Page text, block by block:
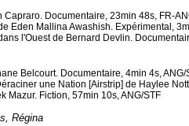
Capraro. Documentaire, 23min 48s, FR-
Eden Mallina Awashish. Expérimental,
l'Ouest de Bernard Devlin.
Belcourt. Documentaire, 4min 4s, ANG/
une Nation [Airstrip] de Haylee
Mazur. Fiction, 57min 10s, ANG/STF
Régina